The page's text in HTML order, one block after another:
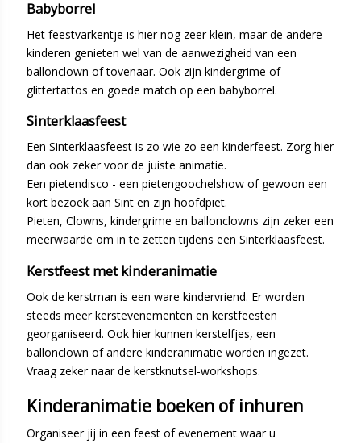
Babyborrel
Het feestvarkentje is hier nog zeer klein, maar de andere
kinderen genieten wel van de aanwezigheid van een
ballonclown of tovenaar. Ook zijn kindergrime of
glittertattos en goede match op een babyborrel.
Sinterklaasfeest
Een Sinterklaasfeest is zo wie zo een kinderfeest. Zorg hier
dan ook zeker voor de juiste animatie.
Een pietendisco - een pietengoochelshow of gewoon een
kort bezoek aan Sint en zijn hoofdpiet.
Pieten, Clowns, kindergrime en ballonclowns zijn zeker een
meerwaarde om in te zetten tijdens een Sinterklaasfeest.
Kerstfeest met kinderanimatie
Ook de kerstman is een ware kindervriend. Er worden
steeds meer kerstevenementen en kerstfeesten
georganiseerd. Ook hier kunnen kerstelfjes, een
ballonclown of andere kinderanimatie worden ingezet.
Vraag zeker naar de kerstknutsel-workshops.
Kinderanimatie boeken of inhuren
Organiseer jij in een feest of evenement waar u